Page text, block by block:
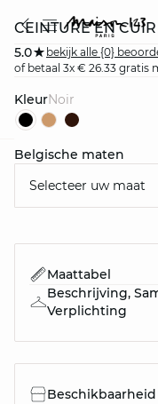
CEINTURE EN
5.0
bekijk alle {0}
of betaal 3x € 26.33 gratis
Kleur noir
Belgische maten
Selecteer uw maat
Maattabel
Beschrijving,
Verplichting